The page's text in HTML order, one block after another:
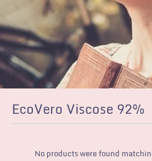
EcoVero Viscose 92%
No products were found